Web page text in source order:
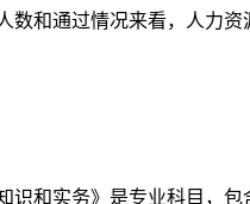
和通过情况来看，人力
和实务》是专业科目，